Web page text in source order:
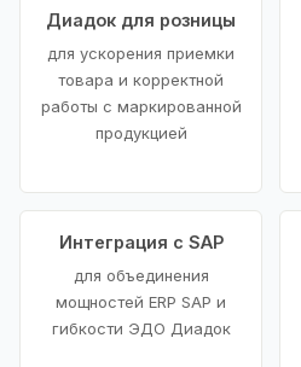
Диадок для розницы
для ускорения приемки
товара и корректной
работы с маркированной
продукцией
Интеграция с SAP
для объединения
мощностей ERP SAP и
гибкости ЭДО Диадок